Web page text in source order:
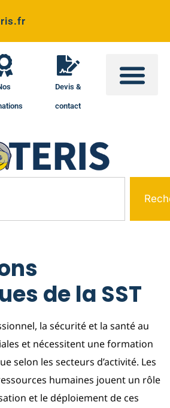
Devis &
contact
de la SST
la sécurité et la santé au
et nécessitent une formation
selon les secteurs d’activité. Les
humaines jouent un rôle
et le déploiement de ces